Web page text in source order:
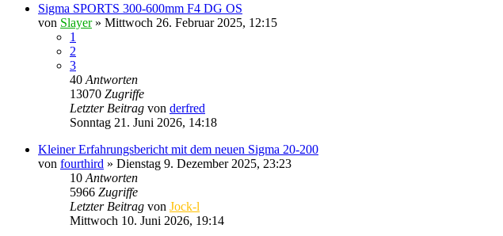
Sigma SPORTS 300-600mm F4 DG OS
von Slayer» Mittwoch 26. Februar 2025, 12:15
1
2
3
40 Antworten
13070 Zugriffe
Letzter Beitrag von derfred
Sonntag 21. Juni 2026, 14:18
Kleiner Erfahrungsbericht mit dem neuen Sigma 20-200
von fourthird » Dienstag 9. Dezember 2025, 23:23
10 Antworten
5966 Zugriffe
Letzter Beitrag von Jock-l
Mittwoch 10. Juni 2026, 19:14